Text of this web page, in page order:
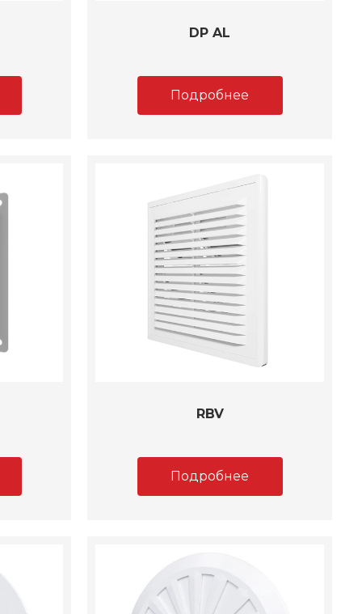
DP AL
Подробнее
RBV
Подробнее